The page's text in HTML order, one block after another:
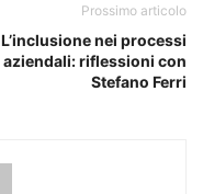
Prossimo articolo
L’inclusione nei processi
aziendali: riflessioni con
Stefano Ferri